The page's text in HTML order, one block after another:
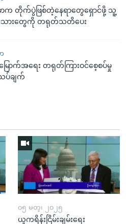
မာက တိုက်ပွဲဖြစ်တဲ့နေရာတွေရှောင်ဖို့ သူ့
သားတွေကို တရုတ်သတိပေး
ြောက်အရေး တရုတ်ကြားဝင်စေ့စပ်မှု
ပ်ချက်
၀၅ မတ္၊ ၂၀၂၅
ယူကရိန်းငြိမ်းချမ်းရေး